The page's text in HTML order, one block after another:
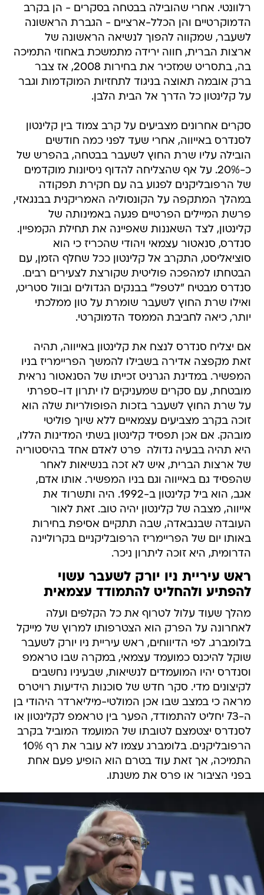
רלוונטי. אחרי שהובילה בבטחה בסקרים - הן בקרב
הדמוקרטיים והן הכלל-ארציים - הגברת הראשונה
לשעבר, שמקווה להפוך לנשיאה הראשונה של
ארצות הברית, חווה ירידה מתמשכת באחוזי התמיכה
בה, בתסריט שמזכיר את בחירות 2008, אז צבר
ברק אובמה תאוצה בניגוד לתחזיות המוקדמות וגבר
על קלינטון כל הדרך אל הבית הלבן.
סקרים אחרונים מצביעים על קרב צמוד בין קלינטון
לסנדרס באייווה, אחרי שעד לפני כמה חודשים
הובילה עליו שרת החוץ לשעבר בבטחה, בהפרש של
כ-20%. על אף שהצליחה להדוף ניסיונות מוקדמים
של הרפובליקנים לפגוע בה עם חקירת תפקודה
במהלך המתקפה על הקונסוליה האמריקנית בבנגאזי,
פרשת המיילים הפרטיים פגעה באמינותה של
קלינטון, לצד השאננות שאפיינה את תחילת הקמפיין.
סנדרס, סנאטור עצמאי ויהודי שהכריז כי הוא
סוציאליסט, התקרב אל קלינטון ככל שחלף הזמן, עם
הבטחתו למהפכה פוליטית שקורצת לצעירים רבים.
סנדרס מבטיח "לטפל" בבנקים הגדולים ובוול סטריט,
ואילו שרת החוץ לשעבר שומרת על טון ממלכתי
יותר, כיאה לחביבת הממסד הדמוקרטי.
אם יצליח סנדרס לנצח את קלינטון באייווה, תהיה
זאת מקפצה אדירה בשבילו להמשך הפריימריז בניו
המפשיר. במדינת הגרניט זכייתו של הסנאטור נראית
מובטחת, עם סקרים שמעניקים לו יתרון דו-ספרתי
על שרת החוץ לשעבר בזכות הפופולריות שלה הוא
זוכה בקרב מצביעים עצמאיים ללא שיוך פוליטי
מובהק. אם אכן תפסיד קלינטון בשתי המדינות הללו,
היא תהיה בבעיה גדולה  פרט לאדם אחד בהיסטוריה
של ארצות הברית, איש לא זכה בנשיאות לאחר
שהפסיד גם באייווה וגם בניו המפשיר. אותו אדם,
אגב, הוא ביל קלינטון ב-1992. היה ותשרוד את
אייווה, מצבה של קלינטון יהיה טוב. זאת לאור
העובדה שבנבאדה, שבה תתקיים אסיפת בחירות
באותו יום של הפריימריז הרפובליקניים בקרוליינה
הדרומית, היא זוכה ליתרון ניכר.
ראש עיריית ניו יורק לשעבר עשוי
להפתיע ולהחליט להתמודד עצמאית
מהלך שעוד עלול לטרוף את כל הקלפים ועלה
לאחרונה על הפרק הוא הצטרפותו למרוץ של מייקל
בלומברג. לפי הדיווחים, ראש עיריית ניו יורק לשעבר
שוקל להיכנס כמועמד עצמאי, במקרה שבו טראמפ
וסנדרס יהיו המועמדים לנשיאות, שבעיניו נחשבים
לקיצונים מדי. סקר חדש של סוכנות הידיעות רויטרס
מראה כי במצב שבו אכן המולטי-מיליארדר היהודי בן
ה-73 יחליט להתמודד, הפער בין טראמפ לקלינטון או
לסנדרס יצטמצם לטובתו של המועמד המוביל בקרב
הרפובליקנים. בלומברג עצמו לא עובר את רף 10%
התמיכה, אך זאת עוד בטרם הוא הופיע פעם אחת
בפני הציבור או פרס את משנתו.